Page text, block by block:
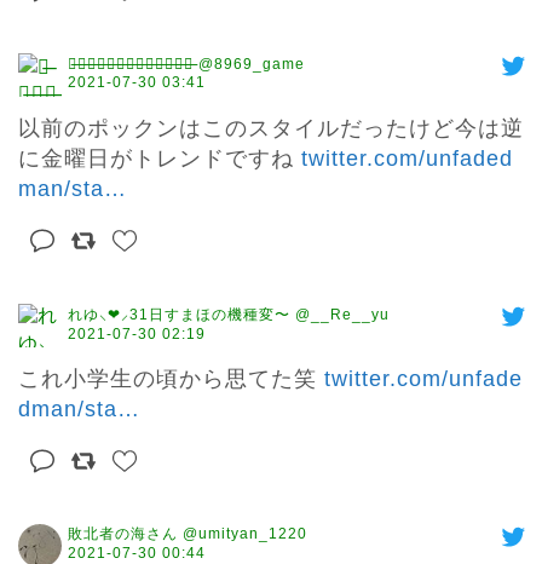
あ̶る̶意̶味̶パ̶ン̶ク̶ス̶♡̶ワ̶タ̶ナ̶ベ̶ @8969_game
2021-07-30 03:41
以前のポックンはこのスタイルだったけど今は逆
に金曜日がトレンドですね twitter.com/unfaded
man/sta…
れゆ⸜❤︎⸝‍31日すまほの機種変〜 @__Re__yu
2021-07-30 02:19
これ小学生の頃から思てた笑 twitter.com/unfade
dman/sta…
敗北者の海さん @umityan_1220
2021-07-30 00:44